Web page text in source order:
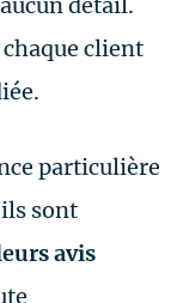
client
particulière
sont
avis